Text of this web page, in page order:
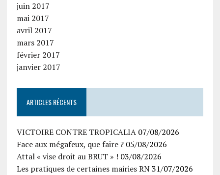
juin 2017
mai 2017
avril 2017
mars 2017
février 2017
janvier 2017
ARTICLES RÉCENTS
VICTOIRE CONTRE TROPICALIA 07/08/2026
Face aux mégafeux, que faire ? 05/08/2026
Attal « vise droit au BRUT » ! 03/08/2026
Les pratiques de certaines mairies RN 31/07/2026